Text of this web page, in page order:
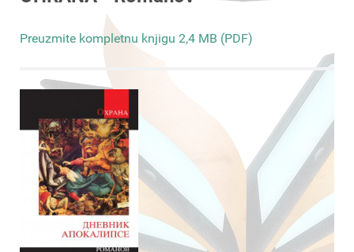
Preuzmite kompletnu knjigu 2,4 MB (PDF)